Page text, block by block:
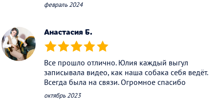
февраль 2024
Анастасия Б.
(*) (*) (*) (*) (*)
Все прошло отлично. Юлия каждый выгул
записывала видео, как наша собака себя ведёт.
Всегда была на связи. Огромное спасибо
октябрь 2023